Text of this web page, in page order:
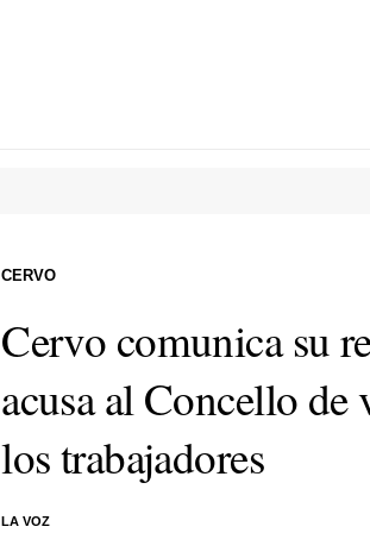
Cervo comunica su
acusa al Concello de
los trabajadores
LA VOZ
CERVO